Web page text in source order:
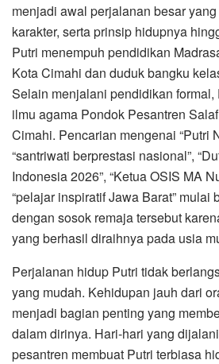
menjadi awal perjalanan besar
karakter, serta prinsip hidupnya
Putri menempuh pendidikan
Kota Cimahi dan duduk bangku
Selain menjalani pendidikan
ilmu agama Pondok Pesantren
Cimahi. Pencarian mengenai “Putri
“santriwati berprestasi nasional”,
Indonesia 2026”, “Ketua OSIS MA
“pelajar inspiratif Jawa Barat” mulai
dengan sosok remaja tersebut
yang berhasil diraihnya pada usia
Perjalanan hidup Putri tidak
yang mudah. Kehidupan jauh dari
menjadi bagian penting yang
dalam dirinya. Hari-hari yang
pesantren membuat Putri terbiasa